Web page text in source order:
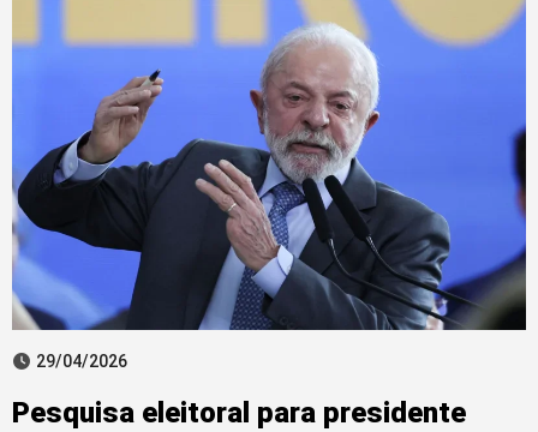
29/04/2026
Pesquisa eleitoral para presidente